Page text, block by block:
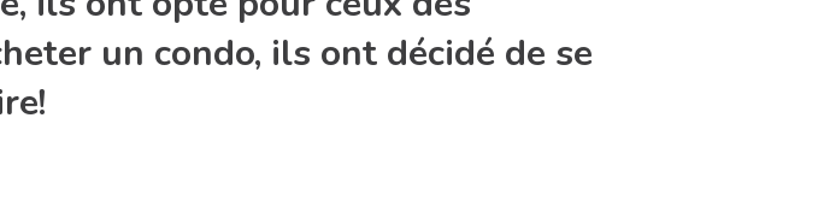
un condo, ils ont décidé de se